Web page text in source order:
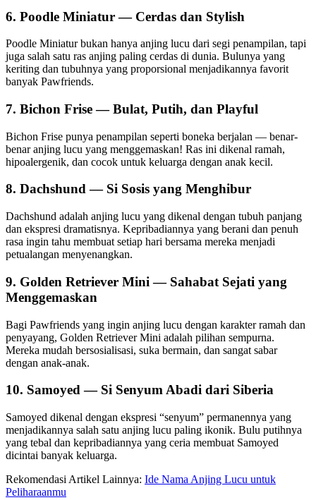
6. Poodle Miniatur — Cerdas dan Stylish
Poodle Miniatur bukan hanya anjing lucu dari segi penampilan, tapi
juga salah satu ras anjing paling cerdas di dunia. Bulunya yang
keriting dan tubuhnya yang proporsional menjadikannya favorit
banyak Pawfriends.
7. Bichon Frise — Bulat, Putih, dan Playful
Bichon Frise punya penampilan seperti boneka berjalan — benar-
benar anjing lucu yang menggemaskan! Ras ini dikenal ramah,
hipoalergenik, dan cocok untuk keluarga dengan anak kecil.
8. Dachshund — Si Sosis yang Menghibur
Dachshund adalah anjing lucu yang dikenal dengan tubuh panjang
dan ekspresi dramatisnya. Kepribadiannya yang berani dan penuh
rasa ingin tahu membuat setiap hari bersama mereka menjadi
petualangan menyenangkan.
9. Golden Retriever Mini — Sahabat Sejati yang
Menggemaskan
Bagi Pawfriends yang ingin anjing lucu dengan karakter ramah dan
penyayang, Golden Retriever Mini adalah pilihan sempurna.
Mereka mudah bersosialisasi, suka bermain, dan sangat sabar
dengan anak-anak.
10. Samoyed — Si Senyum Abadi dari Siberia
Samoyed dikenal dengan ekspresi “senyum” permanennya yang
menjadikannya salah satu anjing lucu paling ikonik. Bulu putihnya
yang tebal dan kepribadiannya yang ceria membuat Samoyed
dicintai banyak keluarga.
Rekomendasi Artikel Lainnya: Ide Nama Anjing Lucu untuk
Peliharaanmu